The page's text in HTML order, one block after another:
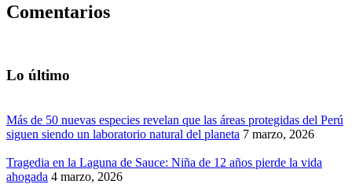
Comentarios
Lo último
Más de 50 nuevas especies revelan que las áreas protegidas del Perú
siguen siendo un laboratorio natural del planeta 7 marzo, 2026
Tragedia en la Laguna de Sauce: Niña de 12 años pierde la vida
ahogada 4 marzo, 2026